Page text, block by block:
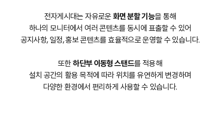
전자게시대는 자유로운화면 분할 기능을 통해
하나의 모니터에서 여러 콘텐츠를 동시에 표출할 수 있어
공지사항, 일정, 홍보 콘텐츠를 효율적으로 운영할 수 있습니다.
또한하단부 이동형 스탠드를 적용해
설치 공간의 활용 목적에 따라 위치를 유연하게 변경하며
다양한 환경에서 편리하게 사용할 수 있습니다.